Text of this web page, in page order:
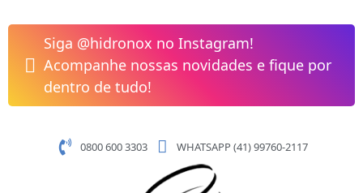
para
conteúdo
Siga @hidronox no Instagram!
Acompanhe nossas novidades e fique por
dentro de tudo!
0800 600 3303 WHATSAPP (41) 99760-2117
em
Aço
Inox
725x233x10mm
-
quantidade